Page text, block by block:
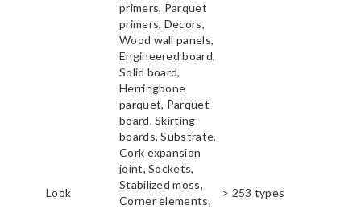
Look
primers, Parquet
primers, Decors,
Wood wall panels,
Engineered board,
Solid board,
Herringbone
parquet, Parquet
board, Skirting
boards, Substrate,
Cork expansion
joint, Sockets,
Stabilized moss,
Corner elements,
> 253 types